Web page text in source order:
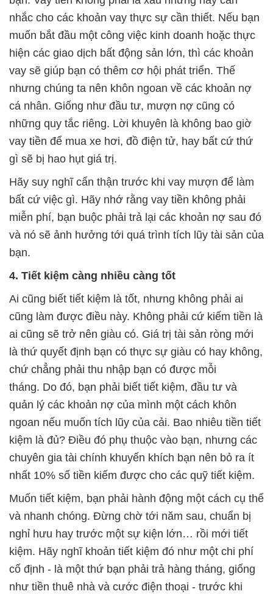
nhắc cho các khoản vay thực sự cần thiết. Nếu bạn
muốn bắt đầu một công việc kinh doanh hoặc thực
hiện các giao dịch bất động sản lớn, thì các khoản
vay sẽ giúp bạn có thêm cơ hội phát triển. Thế
nhưng chúng ta nên khôn ngoan về các khoản nợ
cá nhân. Giống như đầu tư, mượn nợ cũng có
những quy tắc riêng. Lời khuyên là không bao giờ
vay tiền để mua xe hơi, đồ điện tử, hay bất cứ thứ
gì sẽ bị hao hụt giá trị.
Hãy suy nghĩ cẩn thận trước khi vay mượn để làm
bất cứ việc gì. Hãy nhớ rằng vay tiền không phải
miễn phí, bạn buộc phải trả lại các khoản nợ sau đó
và nó sẽ ảnh hưởng tới quá trình tích lũy tài sản của
bạn.
4. Tiết kiệm càng nhiều càng tốt
Ai cũng biết tiết kiệm là tốt, nhưng không phải ai
cũng làm được điều này. Không phải cứ kiếm tiền là
ai cũng sẽ trở nên giàu có. Giá trị tài sản ròng mới
là thứ quyết định bạn có thực sự giàu có hay không,
chứ chẳng phải thu nhập bạn có được mỗi
tháng. Do đó, bạn phải biết tiết kiệm, đầu tư và
quản lý các khoản nợ của mình một cách khôn
ngoan nếu muốn tích lũy của cải. Bao nhiêu tiền tiết
kiệm là đủ? Điều đó phụ thuộc vào bạn, nhưng các
chuyên gia tài chính khuyến khích bạn nên bỏ ra ít
nhất 10% số tiền kiếm được cho các quỹ tiết kiệm.
Muốn tiết kiệm, bạn phải hành động một cách cụ thể
và nhanh chóng. Đừng chờ tới năm sau, chuẩn bị
nghỉ hưu hay trước một sự kiện lớn… rồi mới tiết
kiệm. Hãy nghĩ khoản tiết kiệm đó như một chi phí
cố định - là một thứ bạn phải trả hàng tháng, giống
như tiền thuê nhà và cước điện thoại - trước khi